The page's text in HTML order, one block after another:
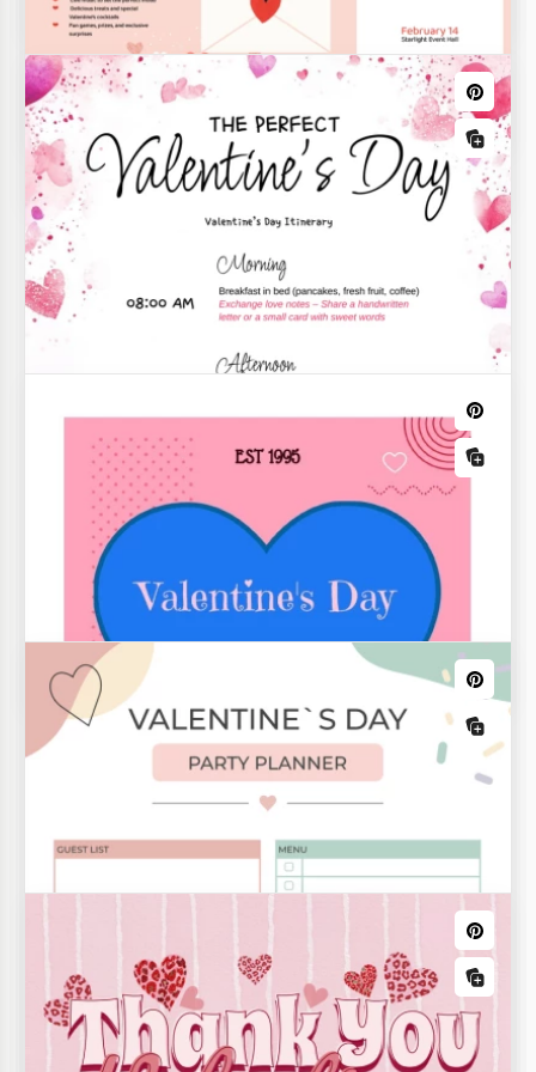
Livro de Cupons de Amor para
Namorado Imprimível
Dia dos Namorados Orçamento de
Pagamento Imprimível
Livro de Cupons do Dia dos Namorados
Eleve a sua venda do Dia dos Namorados ou
promova os seus descontos com este modelo de
Vale-Presente do Dia dos Namorados gratuito.
Lista de desejos para o Dia dos
Namorados para Casais